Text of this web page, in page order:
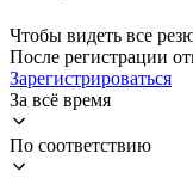
Чтобы видеть все
После регистрации
Зарегистрироваться
За всё время
По соответствию